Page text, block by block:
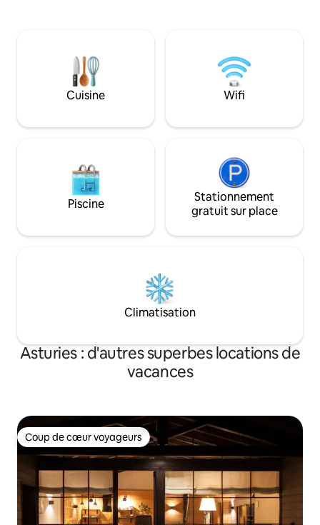
restaurants traditionnels et avant-
gardistes. Un hébergement calme pour
se reposer après une journée active
entre mer, montagne et bonne table.
imprenable sur la
dans un cadre
et montagne.
Cuisine Wifi
Piscine
Stationnement
gratuit sur place
Climatisation
Asturies : d'autres superbes locations de
vacances
Coup de cœur voyageurs
Coup de cœur voyageurs